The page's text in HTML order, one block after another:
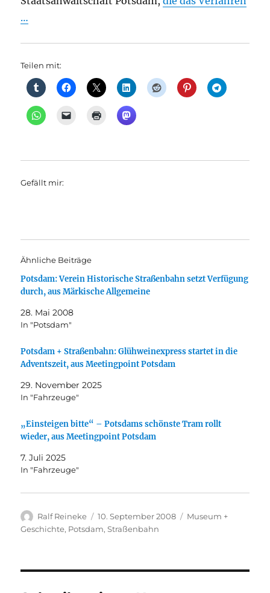
…
Teilen mit:
Gefällt mir:
Ähnliche Beiträge
Potsdam: Verein Historische Straßenbahn setzt Verfügung
durch, aus Märkische Allgemeine
28. Mai 2008
In "Potsdam"
Potsdam + Straßenbahn: Glühweinexpress startet in die
Adventszeit, aus Meetingpoint Potsdam
29. November 2025
In "Fahrzeuge"
„Einsteigen bitte“ – Potsdams schönste Tram rollt
wieder, aus Meetingpoint Potsdam
7. Juli 2025
In "Fahrzeuge"
Autor
Ralf Reineke
Veröffentlicht
am
10. September 2008 Kategorien
Museum +
Geschichte, Potsdam,Straßenbahn